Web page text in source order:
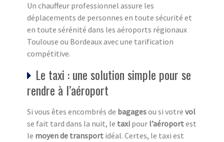
Un chauffeur professionnel assure les
déplacements de personnes en toute sécurité et
en toute sérénité dans les aéroports régionaux
Toulouse ou Bordeaux avec une tarification
compétitive.
Le taxi : une solution simple pour se
rendre à l’aéroport
Si vous êtes encombrés de bagagesou si votre vol
se fait tard dans la nuit, le taxi pour l’aéroportest
le moyen de transport idéal. Certes, le taxi est